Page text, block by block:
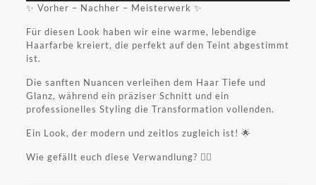
✨️ Vorher – Nachher – Meisterwerk ✨️
Für diesen Look haben wir eine warme, lebendige
Haarfarbe kreiert, die perfekt auf den Teint abgestimmt
ist.
Die sanften Nuancen verleihen dem Haar Tiefe und
Glanz, während ein präziser Schnitt und ein
professionelles Styling die Transformation vollenden.
Ein Look, der modern und zeitlos zugleich ist! 🌟
Wie gefällt euch diese Verwandlung? 💇‍♀️